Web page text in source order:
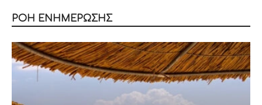
ΡΟΗ ΕΝΗΜΕΡΩΣΗΣ